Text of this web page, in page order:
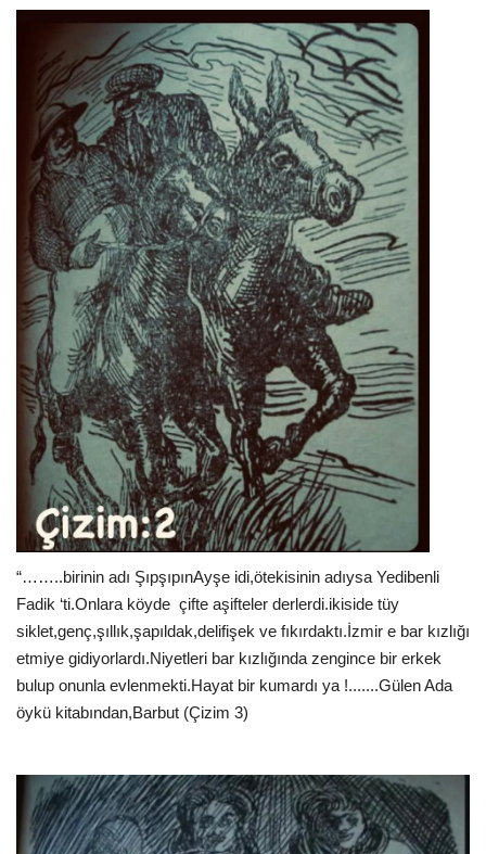
“……..birinin adı ŞıpşıpınAyşe idi,ötekisinin adıysa Yedibenli
Fadik ‘ti.Onlara köyde çifte aşifteler derlerdi.ikiside tüy
siklet,genç,şıllık,şapıldak,delifişek ve fıkırdaktı.İzmir e bar kızlığı
etmiye gidiyorlardı.Niyetleri bar kızlığında zengince bir erkek
bulup onunla evlenmekti.Hayat bir kumardı ya !.......Gülen Ada
öykü kitabından,Barbut (Çizim 3)